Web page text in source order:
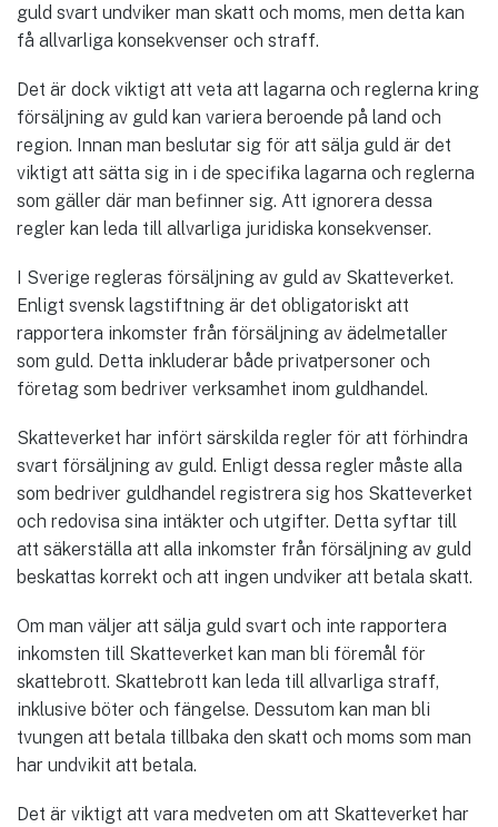
guld svart undviker man skatt och moms, men detta kan
få allvarliga konsekvenser och straff.
Det är dock viktigt att veta att lagarna och reglerna kring
försäljning av guld kan variera beroende på land och
region. Innan man beslutar sig för att sälja guld är det
viktigt att sätta sig in i de specifika lagarna och reglerna
som gäller där man befinner sig. Att ignorera dessa
regler kan leda till allvarliga juridiska konsekvenser.
I Sverige regleras försäljning av guld av Skatteverket.
Enligt svensk lagstiftning är det obligatoriskt att
rapportera inkomster från försäljning av ädelmetaller
som guld. Detta inkluderar både privatpersoner och
företag som bedriver verksamhet inom guldhandel.
Skatteverket har infört särskilda regler för att förhindra
svart försäljning av guld. Enligt dessa regler måste alla
som bedriver guldhandel registrera sig hos Skatteverket
och redovisa sina intäkter och utgifter. Detta syftar till
att säkerställa att alla inkomster från försäljning av guld
beskattas korrekt och att ingen undviker att betala skatt.
Om man väljer att sälja guld svart och inte rapportera
inkomsten till Skatteverket kan man bli föremål för
skattebrott. Skattebrott kan leda till allvarliga straff,
inklusive böter och fängelse. Dessutom kan man bli
tvungen att betala tillbaka den skatt och moms som man
har undvikit att betala.
Det är viktigt att vara medveten om att Skatteverket har